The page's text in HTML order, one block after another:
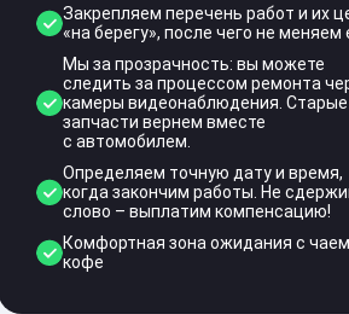
Закрепляем перечень работ и их
«на берегу», после чего не меняем
Мы за прозрачность: вы можете
следить за процессом ремонта
камеры видеонаблюдения. Старые
запчасти вернем вместе
с автомобилем.
Определяем точную дату и время,
когда закончим работы. Не
слово – выплатим компенсацию!
Комфортная зона ожидания с
кофе